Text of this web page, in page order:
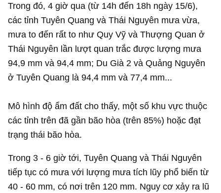
Trong đó, 4 giờ qua (từ 14h đến 18h ngày 15/6),
các tỉnh Tuyên Quang và Thái Nguyên mưa vừa,
mưa to đến rất to như Quy Vỹ và Thượng Quan ở
Thái Nguyên lần lượt quan trắc được lượng mưa
94,9 mm và 94,4 mm; Du Già 2 và Quảng Nguyên
ở Tuyên Quang là 94,4 mm và 77,4 mm...
Mô hình độ ẩm đất cho thấy, một số khu vực thuộc
các tỉnh trên đã gần bão hòa (trên 85%) hoặc đạt
trạng thái bão hòa.
Trong 3 - 6 giờ tới, Tuyên Quang và Thái Nguyên
tiếp tục có mưa với lượng mưa tích lũy phổ biến từ
40 - 60 mm, có nơi trên 120 mm. Nguy cơ xảy ra lũ